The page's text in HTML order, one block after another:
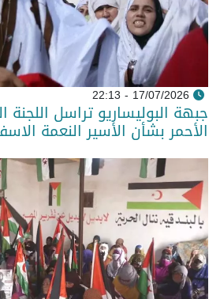
17/07/2026 - 22:13
جبهة البوليساريو تراسل اللجنة
الأحمر بشأن الأسير النعمة